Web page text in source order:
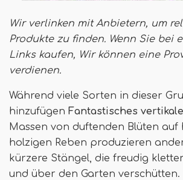
Wir verlinken mit Anbietern, um
Produkte zu finden. Wenn Sie bei
Links kaufen, Wir können eine
verdienen.
Während viele Sorten in dieser
hinzufügen Fantastisches
Massen von duftenden Blüten auf
holzigen Reben produzieren
kürzere Stängel, die freudig
und über den Garten verschütten.